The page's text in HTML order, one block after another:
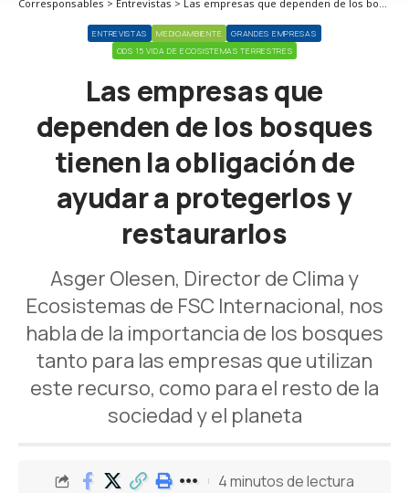
Corresponsables > Entrevistas > Las empresas que dependen de los bosques tienen la obligación de ayudar a protegerlos y restaurarlos
ENTREVISTAS MEDIOAMBIENTE
GRANDES EMPRESAS
ODS 15 VIDA DE ECOSISTEMAS TERRESTRES
Las empresas que
dependen de los bosques
tienen la obligación de
ayudar a protegerlos y
restaurarlos
Asger Olesen, Director de Clima y
Ecosistemas de FSC Internacional, nos
habla de la importancia de los bosques
tanto para las empresas que utilizan
este recurso, como para el resto de la
sociedad y el planeta
4 minutos de lectura